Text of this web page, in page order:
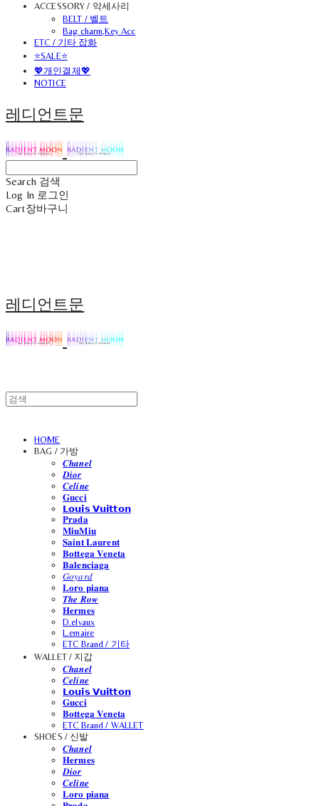
ACCESSORY / 악세사리
BELT / 벨트
Bag charm,Key Acc
ETC / 기타 잡화
⭐SALE⭐
💖개인결제💖
NOTICE
레디언트문
Search 검색
Log In 로그인
Cart장바구니
레디언트문
HOME
BAG / 가방
𝑪𝒉𝒂𝒏𝒆𝒍
𝑫𝒊𝒐𝒓
𝑪𝒆𝒍𝒊𝒏𝒆
𝐆𝐮𝐜𝐜𝐢
𝗟𝗼𝘂𝗶𝘀 𝗩𝘂𝗶𝘁𝘁𝗼𝗻
𝐏𝐫𝐚𝐝𝐚
𝐌𝐢𝐮𝐌𝐢𝐮
𝐒𝐚𝐢𝐧𝐭 𝐋𝐚𝐮𝐫𝐞𝐧𝐭
𝐁𝐨𝐭𝐭𝐞𝐠𝐚 𝐕𝐞𝐧𝐞𝐭𝐚
𝐁𝐚𝐥𝐞𝐧𝐜𝐢𝐚𝐠𝐚
𝐺𝑜𝑦𝑎𝑟𝑑
𝐋𝐨𝐫𝐨 𝐩𝐢𝐚𝐧𝐚
𝑻𝒉𝒆 𝑹𝒐𝒘
𝐇𝐞𝐫𝐦𝐞𝐬
D.elvaux
L.emaire
ETC Brand / 기타
WALLET / 지갑
𝑪𝒉𝒂𝒏𝒆𝒍
𝑪𝒆𝒍𝒊𝒏𝒆
𝗟𝗼𝘂𝗶𝘀 𝗩𝘂𝗶𝘁𝘁𝗼𝗻
𝐆𝐮𝐜𝐜𝐢
𝐁𝐨𝐭𝐭𝐞𝐠𝐚 𝐕𝐞𝐧𝐞𝐭𝐚
ETC Brand / WALLET
SHOES / 신발
𝑪𝒉𝒂𝒏𝒆𝒍
𝐇𝐞𝐫𝐦𝐞𝐬
𝑫𝒊𝒐𝒓
𝑪𝒆𝒍𝒊𝒏𝒆
𝐋𝐨𝐫𝐨 𝐩𝐢𝐚𝐧𝐚